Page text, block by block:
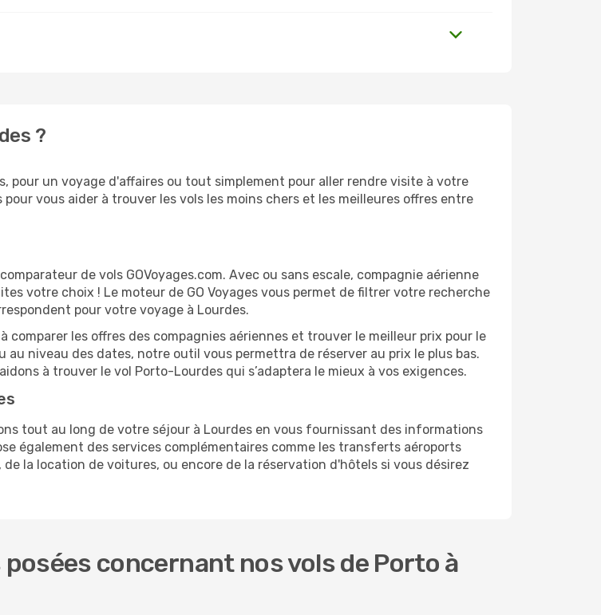
?
pour un voyage d'affaires ou tout simplement pour aller rendre visite à votre
vous aider à trouver les vols les moins chers et les meilleures offres entre
de vols GOVoyages.com. Avec ou sans escale, compagnie aérienne
votre choix ! Le moteur de GO Voyages vous permet de filtrer votre recherche
pour votre voyage à Lourdes.
comparer les offres des compagnies aériennes et trouver le meilleur prix pour le
niveau des dates, notre outil vous permettra de réserver au prix le plus bas.
à trouver le vol Porto-Lourdes qui s’adaptera le mieux à vos exigences.
tout au long de votre séjour à Lourdes en vous fournissant des informations
également des services complémentaires comme les transferts aéroports
la location de voitures, ou encore de la réservation d'hôtels si vous désirez
concernant nos vols de Porto à